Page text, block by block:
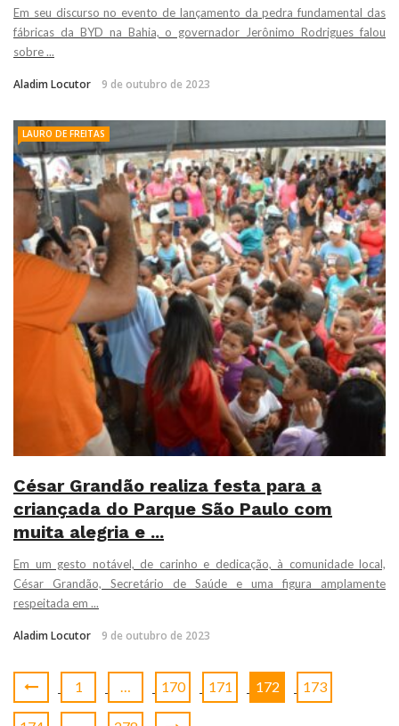
Em seu discurso no evento de lançamento da pedra fundamental das
fábricas da BYD na Bahia, o governador Jerônimo Rodrigues falou
sobre ...
Aladim Locutor 9 de outubro de 2023
LAURO DE FREITAS
César Grandão realiza festa para a
criançada do Parque São Paulo com
muita alegria e ...
Em um gesto notável, de carinho e dedicação, à comunidade local,
César Grandão, Secretário de Saúde e uma figura amplamente
respeitada em ...
Aladim Locutor 9 de outubro de 2023
1 … 170 171 172 173